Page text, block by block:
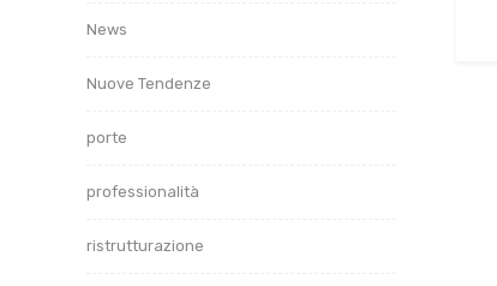
News
Nuove Tendenze
porte
professionalità
ristrutturazione